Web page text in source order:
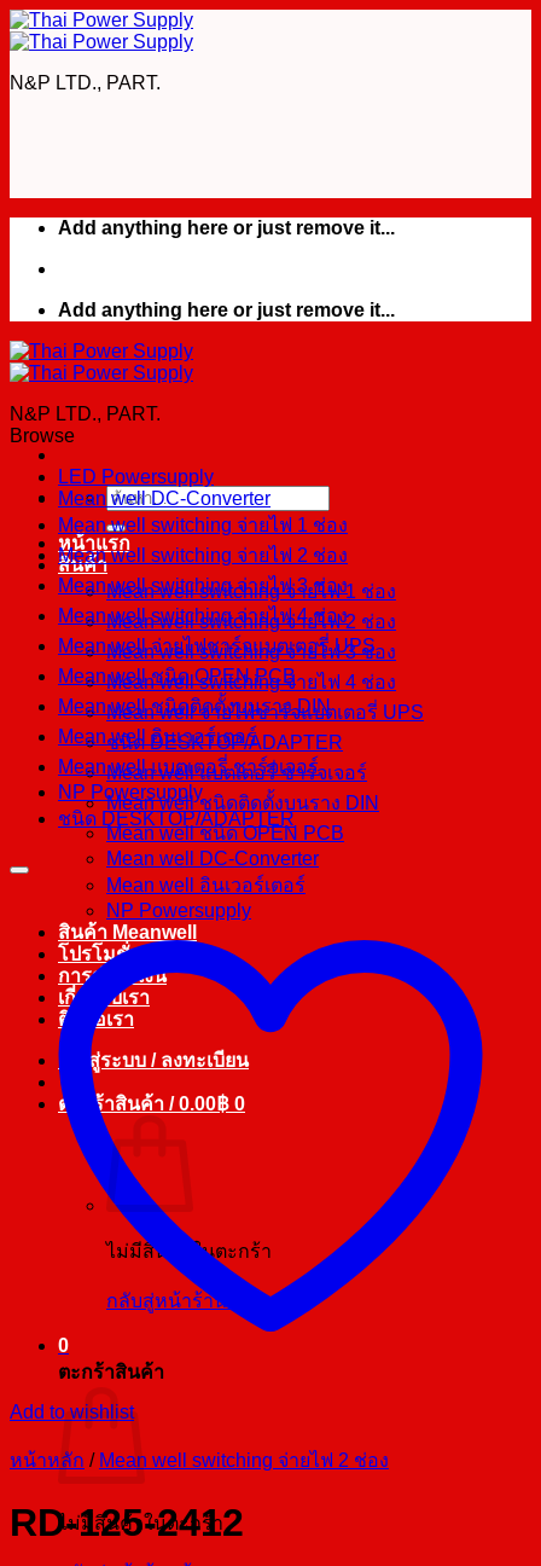
Skip
to
N&P LTD., PART.
Add anything here or just remove it...
Add anything here or just remove it...
N&P LTD., PART.
ค้นหา:
หน้าแรก
สินค้า
Mean well switching จ่ายไฟ 1 ช่อง
Mean well switching จ่ายไฟ 2 ช่อง
Mean well switching จ่ายไฟ 3 ช่อง
Mean well switching จ่ายไฟ 4 ช่อง
Mean well จ่ายไฟชาร์จแบตเตอรี่ UPS
ชนิด DESKTOP/ADAPTER
Mean well แบตเตอรี่ ชาร์จเจอร์
Mean well ชนิดติดตั้งบนราง DIN
Mean well ชนิด OPEN PCB
Mean well DC-Converter
Mean well อินเวอร์เตอร์
NP Powersupply
สินค้า Meanwell
โปรโมชั่น
การชำระเงิน
เกี่ยวกับเรา
ติดต่อเรา
เข้าสู่ระบบ / ลงทะเบียน
ตะกร้าสินค้า /0.00฿ 0
ไม่มีสินค้าในตะกร้า
กลับสู่หน้าร้านค้า
0
ตะกร้าสินค้า
ไม่มีสินค้าในตะกร้า
Browse
LED Powersupply
Mean well DC-Converter
Mean well switching จ่ายไฟ 1 ช่อง
Mean well switching จ่ายไฟ 2 ช่อง
Mean well switching จ่ายไฟ 3 ช่อง
Mean well switching จ่ายไฟ 4 ช่อง
Mean well จ่ายไฟชาร์จแบตเตอรี่ UPS
Mean well ชนิด OPEN PCB
Mean well ชนิดติดตั้งบนราง DIN
Mean well อินเวอร์เตอร์
Mean well แบตเตอรี่ ชาร์จเจอร์
NP Powersupply
ชนิด DESKTOP/ADAPTER
Add to wishlist
หน้าหลัก / Mean well switching จ่ายไฟ 2 ช่อง
RD-125-2412